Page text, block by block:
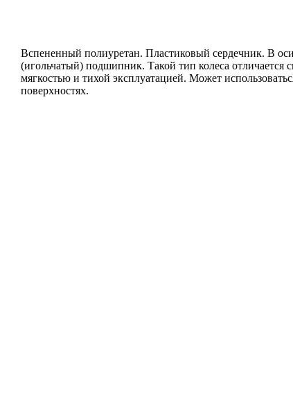
Вспененный полиуретан. Пластиковый сердечник. В
(игольчатый) подшипник. Такой тип колеса отличается
мягкостью и тихой эксплуатацией. Может
поверхностях.